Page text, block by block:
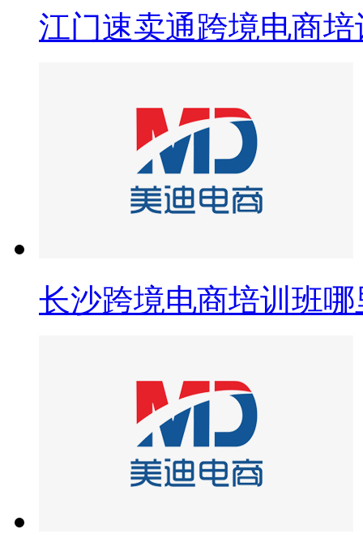
江门速卖通跨境电商培
长沙跨境电商培训班